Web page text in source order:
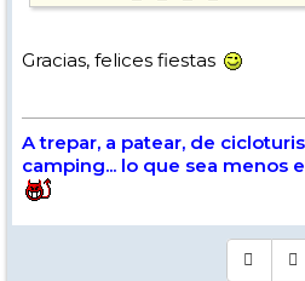
Gracias, felices fiestas
A trepar, a patear, de
camping... lo que sea menos